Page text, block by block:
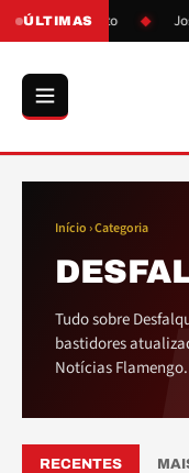
ÚLTIMAS
de Boto
Início › Categoria
Tudo sobre
bastidores
Notícias Flamengo.
RECENTES